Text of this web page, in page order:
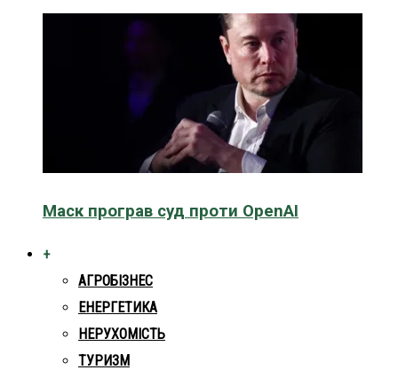
Маск програв суд проти OpenAI
+
АГРОБІЗНЕС
ЕНЕРГЕТИКА
НЕРУХОМІСТЬ
ТУРИЗМ